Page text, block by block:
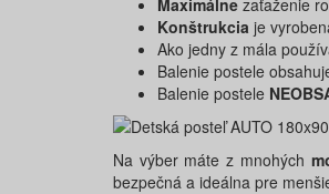
Maximálne zaťaženie
Konštrukcia je
Ako jedny z mála
Balenie postele
Balenie postele
Na výber máte z mnohých
bezpečná a ideálna pre